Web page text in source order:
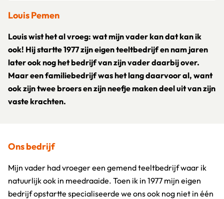
Louis Pemen
Louis wist het al vroeg: wat mijn vader kan dat kan ik
ook! Hij startte 1977 zijn eigen teeltbedrijf en nam jaren
later ook nog het bedrijf van zijn vader daarbij over.
Maar een familiebedrijf was het lang daarvoor al, want
ook zijn twee broers en zijn neefje maken deel uit van zijn
vaste krachten.
Ons bedrijf
Mijn vader had vroeger een gemend teeltbedrijf waar ik
natuurlijk ook in meedraaide. Toen ik in 1977 mijn eigen
bedrijf opstartte specialiseerde we ons ook nog niet in één